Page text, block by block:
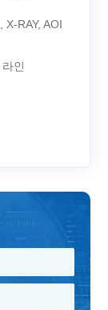
RAY, AOI
인